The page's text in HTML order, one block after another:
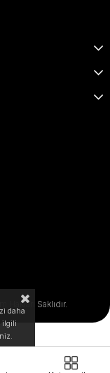
Saklıdır.
daha
ilgili